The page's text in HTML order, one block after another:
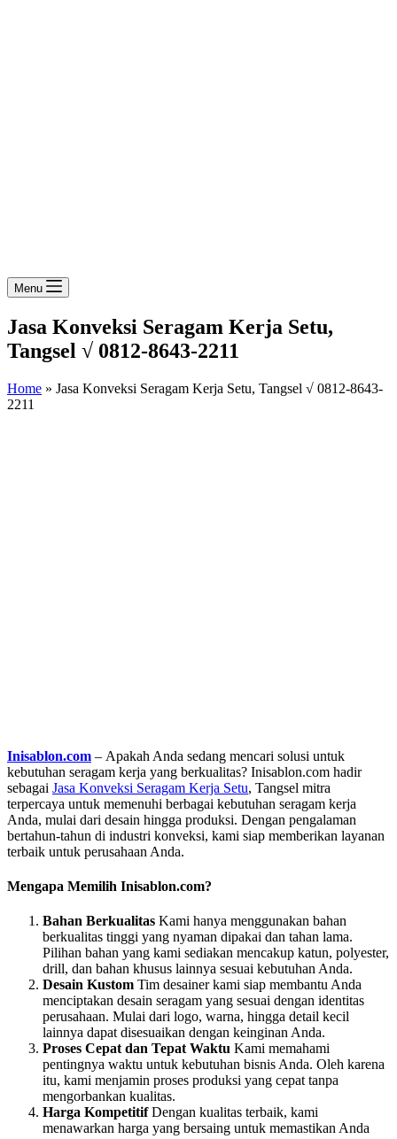
Menu
Jasa Konveksi Seragam Kerja Setu,
Tangsel √ 0812-8643-2211
Home » Jasa Konveksi Seragam Kerja Setu, Tangsel √ 0812-8643-
2211
Inisablon.com – Apakah Anda sedang mencari solusi untuk
kebutuhan seragam kerja yang berkualitas? Inisablon.com hadir
sebagai Jasa Konveksi Seragam Kerja Setu, Tangsel mitra
terpercaya untuk memenuhi berbagai kebutuhan seragam kerja
Anda, mulai dari desain hingga produksi. Dengan pengalaman
bertahun-tahun di industri konveksi, kami siap memberikan layanan
terbaik untuk perusahaan Anda.
Mengapa Memilih Inisablon.com?
Bahan Berkualitas Kami hanya menggunakan bahan
berkualitas tinggi yang nyaman dipakai dan tahan lama.
Pilihan bahan yang kami sediakan mencakup katun, polyester,
drill, dan bahan khusus lainnya sesuai kebutuhan Anda.
Desain Kustom Tim desainer kami siap membantu Anda
menciptakan desain seragam yang sesuai dengan identitas
perusahaan. Mulai dari logo, warna, hingga detail kecil
lainnya dapat disesuaikan dengan keinginan Anda.
Proses Cepat dan Tepat Waktu Kami memahami
pentingnya waktu untuk kebutuhan bisnis Anda. Oleh karena
itu, kami menjamin proses produksi yang cepat tanpa
mengorbankan kualitas.
Harga KompetitifDengan kualitas terbaik, kami
menawarkan harga yang bersaing untuk memastikan Anda